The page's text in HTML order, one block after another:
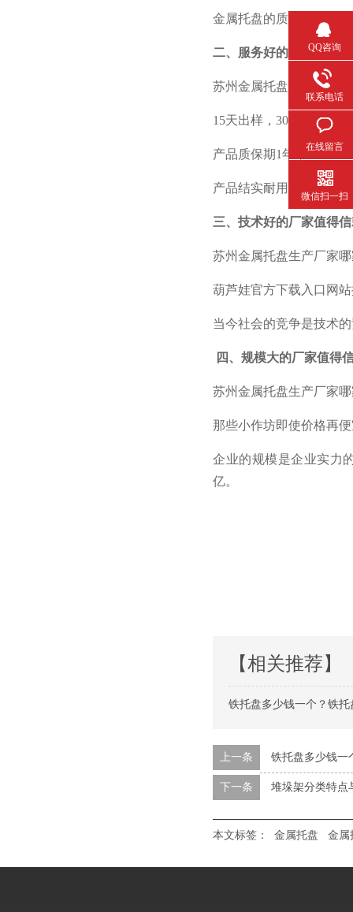
金属托盘的质量品质一直
二、服务好的厂家值得
苏州金属托盘生产厂家哪
15天出样， 30 天批量交付
产品质保期1年；
产品结实耐用，设备能有
三、技术好的厂家值得
苏州金属托盘生产厂家哪
葫芦娃官方下载入口网
当今社会的竞争是技术的
四、规模大的厂家值得
苏州金属托盘生产厂家哪家
那些小作坊即使价格再便宜
企业的规模是企业实力
亿。
【相关推荐】
铁托盘多少钱一个？铁
上一条 铁托盘多少钱一个
下一条 堆垛架分类特点
本文标签： 金属托盘 金属
QQ咨询
联系电话
在线留言
微信扫一扫